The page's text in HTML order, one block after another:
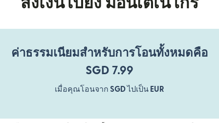
ส่งเงินไปยัง มอนเตเนโกร
ค่าธรรมเนียมสำหรับการโอนทั้งหมดคือ
SGD 7.99
เมื่อคุณโอนจาก SGDไปเป็น EUR